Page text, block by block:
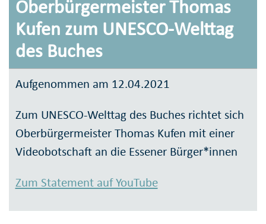
Oberbürgermeister Thomas
Kufen zum UNESCO-Welttag
des Buches
Aufgenommen am 12.04.2021
Zum UNESCO-Welttag des Buches richtet sich
Oberbürgermeister Thomas Kufen mit einer
Videobotschaft an die Essener Bürger*innen
Zum Statement auf YouTube